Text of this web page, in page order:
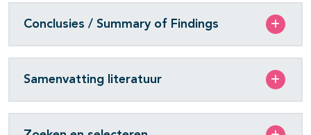
Conclusies / Summary of Findings
Samenvatting literatuur